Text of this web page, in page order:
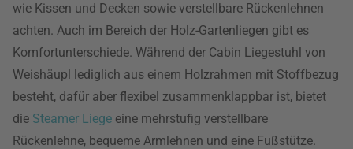
wie Kissen und Decken sowie verstellbare Rückenlehnen
achten. Auch im Bereich der Holz-Gartenliegen gibt es
Komfortunterschiede. Während der Cabin Liegestuhl von
Weishäupl lediglich aus einem Holzrahmen mit Stoffbezug
besteht, dafür aber flexibel zusammenklappbar ist, bietet
die Steamer Liege eine mehrstufig verstellbare
Rückenlehne, bequeme Armlehnen und eine Fußstütze.